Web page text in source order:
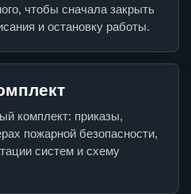
чтобы сначала закрыть
и остановку работы.
комплект: приказы,
пожарной безопасности,
систем и схему